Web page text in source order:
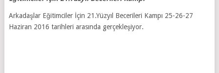
Arkadaşlar Eğitimciler İçin 21.Yüzyıl Becerileri Kampı 25-26-27
Haziran 2016 tarihleri arasında gerçekleşiyor.